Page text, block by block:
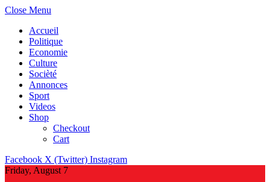
Close Menu
Accueil
Politique
Economie
Culture
Socièté
Annonces
Sport
Videos
Shop
Checkout
Cart
Facebook X (Twitter) Instagram
Friday, August 7